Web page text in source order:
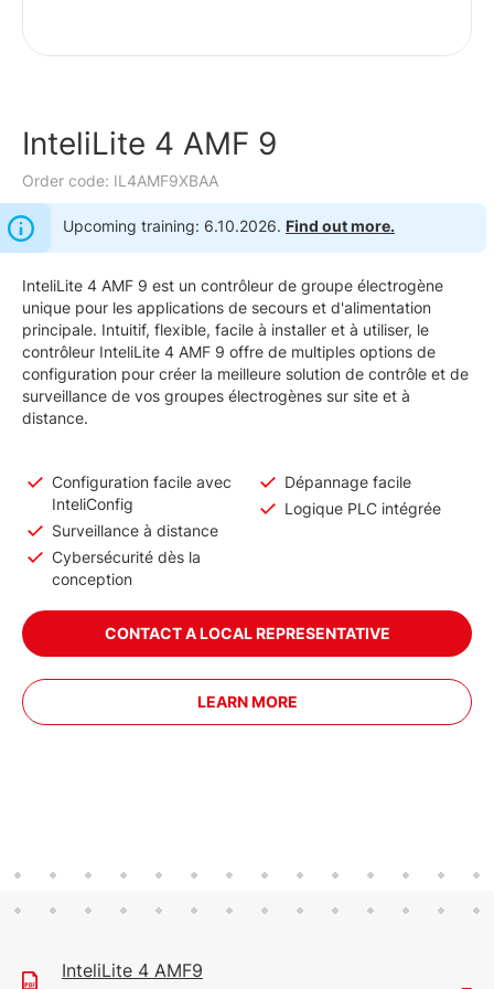
InteliLite 4 AMF 9
Order code: IL4AMF9XBAA
Upcoming training: 6.10.2026. Find out more.
InteliLite 4 AMF 9 est un contrôleur de groupe électrogène
unique pour les applications de secours et d'alimentation
principale. Intuitif, flexible, facile à installer et à utiliser, le
contrôleur InteliLite 4 AMF 9 offre de multiples options de
configuration pour créer la meilleure solution de contrôle et de
surveillance de vos groupes électrogènes sur site et à
distance.
Configuration facile avec
InteliConfig
Surveillance à distance
Cybersécurité dès la
conception
Dépannage facile
Logique PLC intégrée
CONTACT A LOCAL REPRESENTATIVE
LEARN MORE
InteliLite 4 AMF9